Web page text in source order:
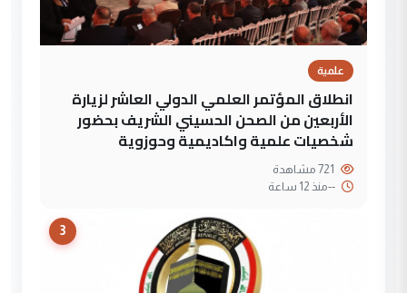
علمية
انطلاق المؤتمر العلمي الدولي العاشر لزيارة
الأربعين من الصحن الحسيني الشريف بحضور
شخصيات علمية واكاديمية وحوزوية
--منذ 12 ساعة
3